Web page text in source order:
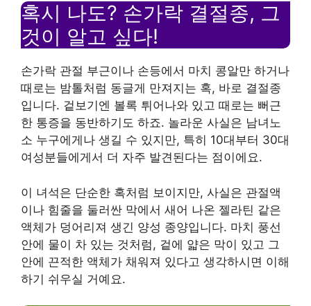
혹시 나도? 손가락 결절종, 그
것이 알고 싶다!
손가락 관절 부근이나 손등에서 마치 콩알만 하거나
때로는 밤톨처럼 동글게 만져지는 혹, 바로 결절종
입니다. 겉보기엔 볼록 튀어나와 있고 때로는 뻐근
한 통증을 동반하기도 하죠. 놀라운 사실은 남녀노
소 누구에게나 생길 수 있지만, 특히 10대부터 30대
여성분들에게서 더 자주 발견된다는 점이에요.
이 녀석은 단순한 혹처럼 보이지만, 사실은 관절액
이나 힘줄을 둘러싼 막에서 새어 나온 젤라틴 같은
액체가 덩어리져 생긴 양성 종양입니다. 마치 풍선
안에 물이 차 있는 것처럼, 겉에 얇은 막이 있고 그
안에 끈적한 액체가 채워져 있다고 생각하시면 이해
하기 쉬우실 거예요.